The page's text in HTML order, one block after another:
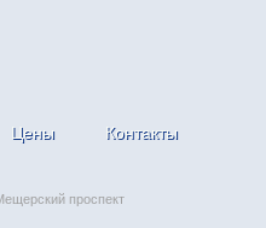
Цены Контакты
проспект